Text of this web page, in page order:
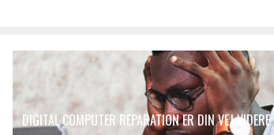
DIGITAL COMPUTER REPARATION ER DIN VEJ